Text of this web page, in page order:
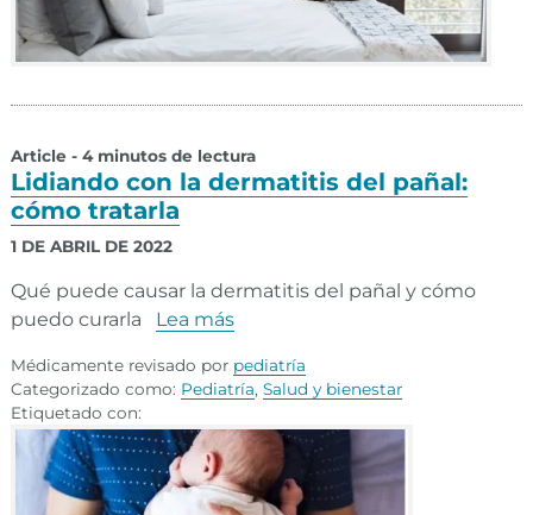
Article - 4 minutos de lectura
Lidiando con la dermatitis del pañal:
cómo tratarla
1 DE ABRIL DE 2022
Qué puede causar la dermatitis del pañal y cómo
puedo curarla
Lea más
Médicamente revisado por pediatría
Categorizado como: Pediatría, Salud y bienestar
Etiquetado con: